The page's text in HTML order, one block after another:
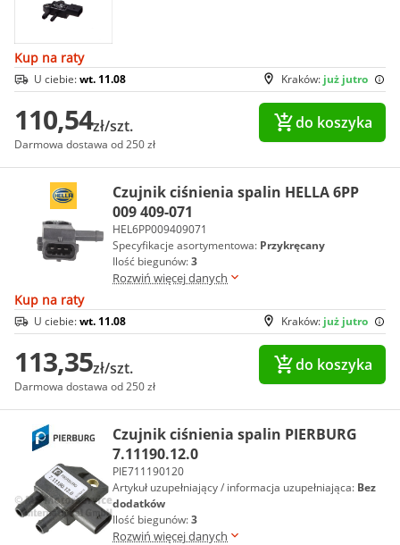
Kup na raty
Kraków: już jutro
U ciebie:wt. 11.08
110,54zł/szt.
Darmowa dostawa od 250 zł
do koszyka
Czujnik ciśnienia spalin HELLA 6PP
009 409-071
HEL6PP009409071
Specyfikacje asortymentowa: Przykręcany
Ilość biegunów:3
Rozwiń więcej danych
Kup na raty
Kraków: już jutro
U ciebie:wt. 11.08
113,35zł/szt.
Darmowa dostawa od 250 zł
do koszyka
Czujnik ciśnienia spalin PIERBURG
7.11190.12.0
PIE711190120
Artykuł uzupełniający / informacja uzupełniająca: Bez
dodatków
Ilość biegunów:3
Rozwiń więcej danych